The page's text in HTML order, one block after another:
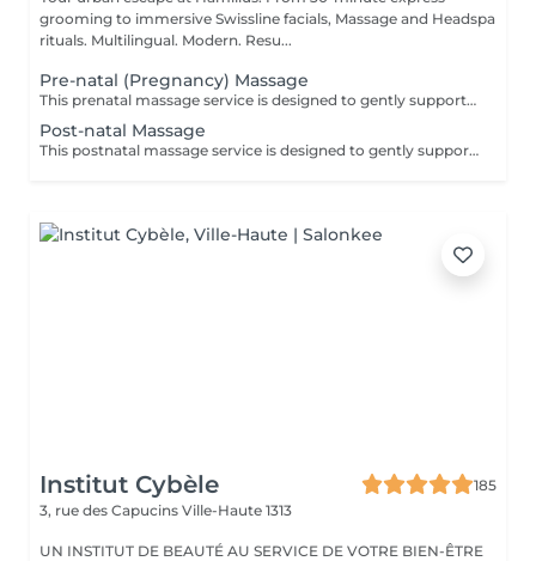
grooming to immersive Swissline facials, Massage and Headspa
rituals. Multilingual. Modern. Resu...
Pre-natal (Pregnancy) Massage
This prenatal massage service is designed to gently support you through pregnancy with safe, specialized techniques that relieve back, hip, and leg tension while calming your nervous system. Each session focuses on improving circulation, easing swelling, and creating deep relaxation so you can sleep better and feel more comfortable as your body changes. Using adapted positions and cushions, the massage keeps both you and your baby well supported, offering a soothing break from everyday stress and pregnancy-related discomfort. Key benefits: Reduces stress, anxiety and muscle tennsion Helps relieve common pregnancy aches like back pain, hip discomfort,leg cramps Improves circulation and lymphatic drainage Supports better sleep
Post-natal Massage
This postnatal massage service is designed to gently support your body in the weeks and months after childbirth, using soft, adapted techniques that help you recover physically and mentally. It helps release tension in the back, shoulders, hips, pelvic floor and breasts, while calming the nervous system to reduce stress, fatigue, and emotional sensitivity linked to new parenthood. The massage also aims to improve circulation and lymphatic drainage, support tissue healing (including after a cesarean), and promote deeper, more restful sleep, while giving you a soothing, restorative break to reconnect with yourself. Key benefits: Supports physical recovery by easing tension in the back, hips, pelvic floor, and breasts after childbirth. Helps reduce stress, fatigue, and emotional sensitivity linked to new parenthood. Improves circulation and lymphatic drainage, which can aid healing and reduce swelling. Promotes deeper, more restful sleep and creates a calming me time break in your busy routine as a new parent.
Institut Cybèle
185
3, rue des Capucins Ville-Haute 1313
UN INSTITUT DE BEAUTÉ AU SERVICE DE VOTRE BIEN-ÊTRE